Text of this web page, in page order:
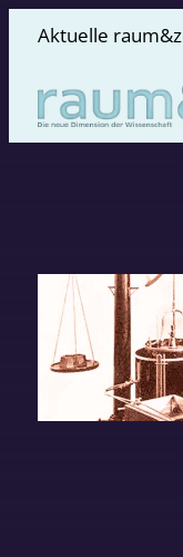
Aktuelle